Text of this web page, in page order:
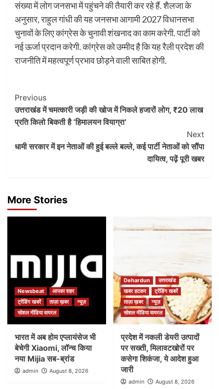
संख्या में लोग जनसभा में पहुंचने की तैयारी कर रहे हैं. शैलजा के
अनुसार, राहुल गांधी की यह जनसभा आगामी 2027 विधानसभा
चुनावों के लिए कांग्रेस के चुनावी शंखनाद का काम करेगी. पार्टी को
नई ऊर्जा प्रदान करेगी. कांग्रेस को उम्मीद है कि यह रैली प्रदेश की
राजनीति में महत्वपूर्ण प्रभाव छोड़ने वाली साबित होगी.
Post
Navigation
Previous
उत्तराखंड में चमत्कारी जड़ी की खोज में निकले हजारों लोग, ₹20 लाख
प्रति किलो बिकती है ‘हिमालयन वियाग्रा’
Next
धामी सरकार में इन नेताओं की हुई बल्ले बल्ले, कई पार्टी नेताओं को सौंपा
दायित्व, पढ़ें पूरी खबर
More Stories
Newsbeat
आपका शहर
ट्रेंडिंग खबरें
ताज़ा ख़बर
न्यूज़
सोशल मीडिया वायरल
भारत में अब होम एप्लायंसेज भी
बेचेगी Xiaomi, लॉन्च किया
नया Mijia सब-ब्रांड
admin August 8, 2026
Dehardun
उत्तराखंड
खबर हटकर
ट्रेंडिंग खबरें
ताज़ा ख़बर
न्यूज़
सोशल मीडिया वायरल
प्रदेश में नकली डेयरी उत्पादों
पर सख्ती, मिलावटखोरों पर
कसेगा शिकंजा, ये आदेश हुआ
जारी
admin August 8, 2026